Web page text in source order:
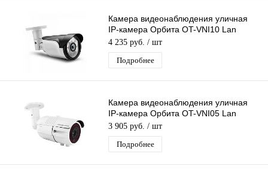
Камера видеонаблюдения уличная
IP-камера Орбита OT-VNI10 Lan
камера 3 Mpix 3,6мм H.265 для дома
и др
4 235 руб. / шт
Подробнее
Камера видеонаблюдения уличная
IP-камера Орбита OT-VNI05 Lan
камера 2 Mpix 2,8-12 мм для дома и
др
3 905 руб. / шт
Подробнее